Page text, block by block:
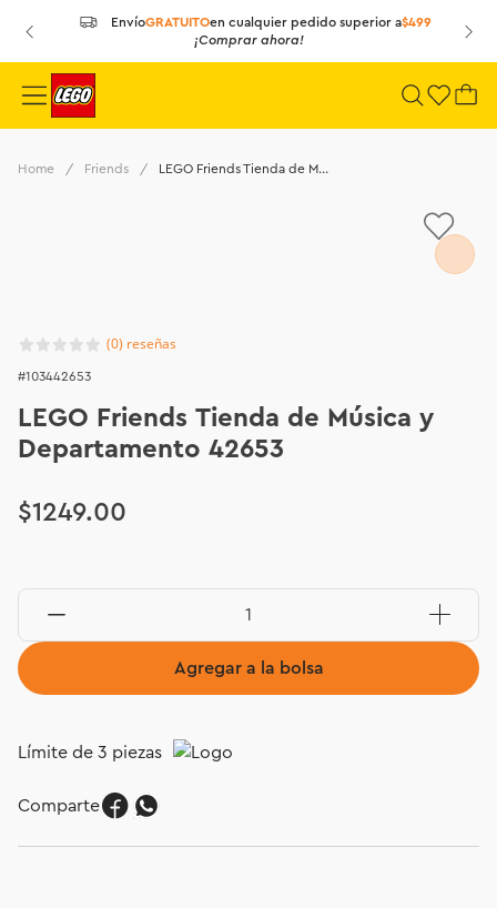
EnvíoGRATUITOen cualquierpedido superior a$499
¡Comprar ahora!
Friends LEGO Friends Tienda de Música y Departamento 42653
(0)
103442653
LEGO Friends Tienda de Música y
Departamento 42653
$1249.00
Agregar a la bolsa
Límite de 3 piezas
Comparte